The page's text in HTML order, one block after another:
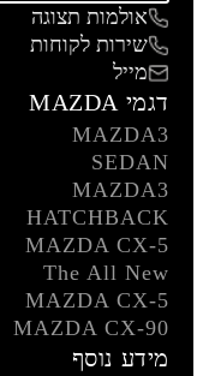
אולמות תצוגה
שירות לקוחות
מייל
דגמי MAZDA
MAZDA3
SEDAN
MAZDA3
HATCHBACK
MAZDA CX-5
The All New
MAZDA CX-5
MAZDA CX-90
מידע נוסף